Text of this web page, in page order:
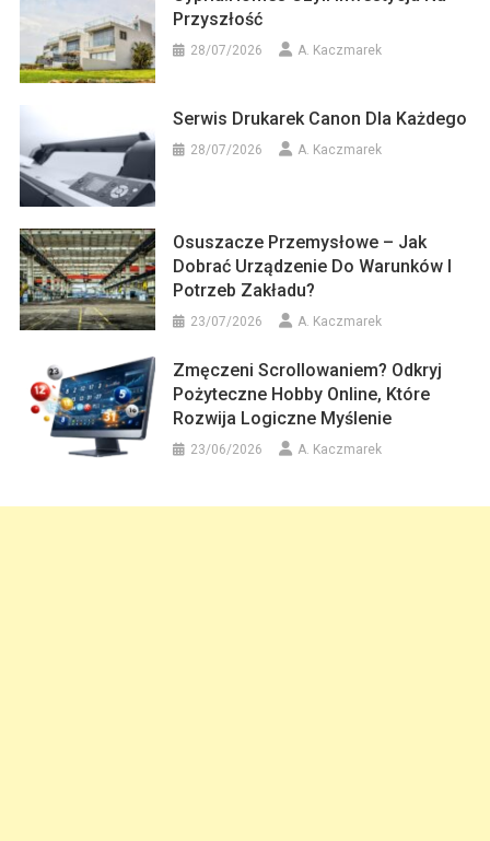
Przyszłość
28/07/2026 A. Kaczmarek
Serwis Drukarek Canon Dla Każdego
28/07/2026 A. Kaczmarek
Osuszacze Przemysłowe – Jak
Dobrać Urządzenie Do Warunków I
Potrzeb Zakładu?
23/07/2026 A. Kaczmarek
Zmęczeni Scrollowaniem? Odkryj
Pożyteczne Hobby Online, Które
Rozwija Logiczne Myślenie
23/06/2026 A. Kaczmarek